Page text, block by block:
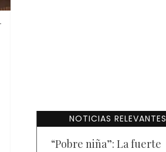
NOTICIAS RELEVANTES
“Pobre niña”: La fuerte